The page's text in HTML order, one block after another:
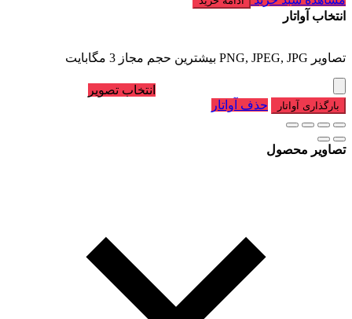
انتخاب آواتار
تصاویر PNG, JPEG, JPG بیشترین حجم مجاز 3 مگابایت
انتخاب تصویر
بارگذاری آواتار حذف آواتار
تصاویر محصول